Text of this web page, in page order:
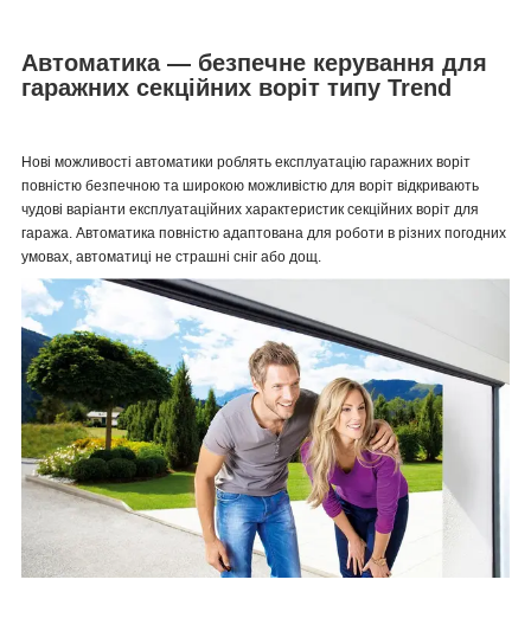
Автоматика — безпечне керування для
гаражних секційних воріт типу Trend
Нові можливості автоматики роблять експлуатацію гаражних воріт
повністю безпечною та широкою можливістю для воріт відкривають
чудові варіанти експлуатаційних характеристик секційних воріт для
гаража. Автоматика повністю адаптована для роботи в різних погодних
умовах, автоматиці не страшні сніг або дощ.